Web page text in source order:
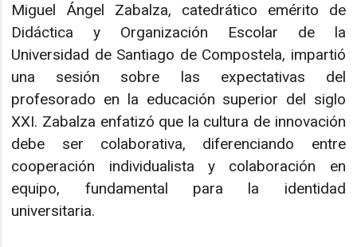
Miguel Ángel Zabalza, catedrático emérito de
Didáctica y Organización Escolar de la
Universidad de Santiago de Compostela, impartió
una sesión sobre las expectativas del
profesorado en la educación superior del siglo
XXI. Zabalza enfatizó que la cultura de innovación
debe ser colaborativa, diferenciando entre
cooperación individualista y colaboración en
equipo, fundamental para la identidad
universitaria.